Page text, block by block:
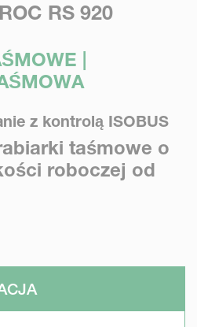
RS 920
|
z kontrolą ISOBUS
taśmowe o
roboczej od